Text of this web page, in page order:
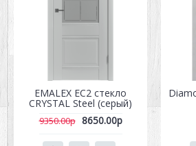
EMALEX EC2 стекло
CRYSTAL Steel (серый)
9350.00р 8650.00р